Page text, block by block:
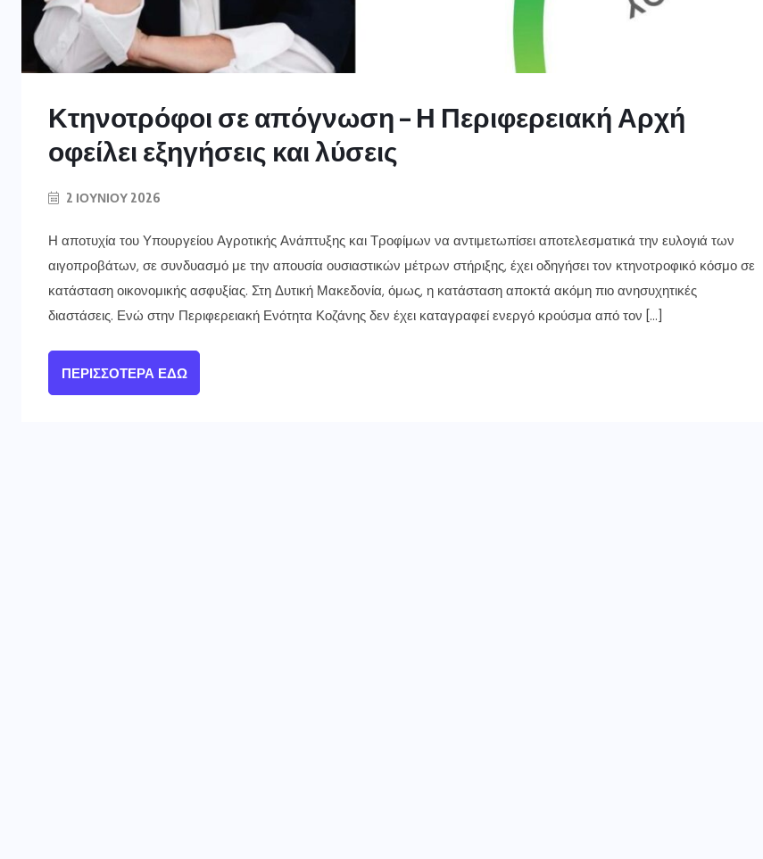
Κτηνοτρόφοι σε απόγνωση – Η Περιφερειακή Αρχή
οφείλει εξηγήσεις και λύσεις
2 ΙΟΥΝΊΟΥ 2026
Η αποτυχία του Υπουργείου Αγροτικής Ανάπτυξης και Τροφίμων να αντιμετωπίσει αποτελεσματικά την ευλογιά των
αιγοπροβάτων, σε συνδυασμό με την απουσία ουσιαστικών μέτρων στήριξης, έχει οδηγήσει τον κτηνοτροφικό κόσμο σε
κατάσταση οικονομικής ασφυξίας. Στη Δυτική Μακεδονία, όμως, η κατάσταση αποκτά ακόμη πιο ανησυχητικές
διαστάσεις. Ενώ στην Περιφερειακή Ενότητα Κοζάνης δεν έχει καταγραφεί ενεργό κρούσμα από τον […]
ΠΕΡΙΣΣΌΤΕΡΑ ΕΔΏ